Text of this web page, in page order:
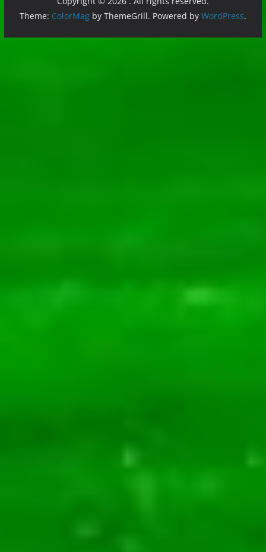
Theme: ColorMagby ThemeGrill. Powered by WordPress.